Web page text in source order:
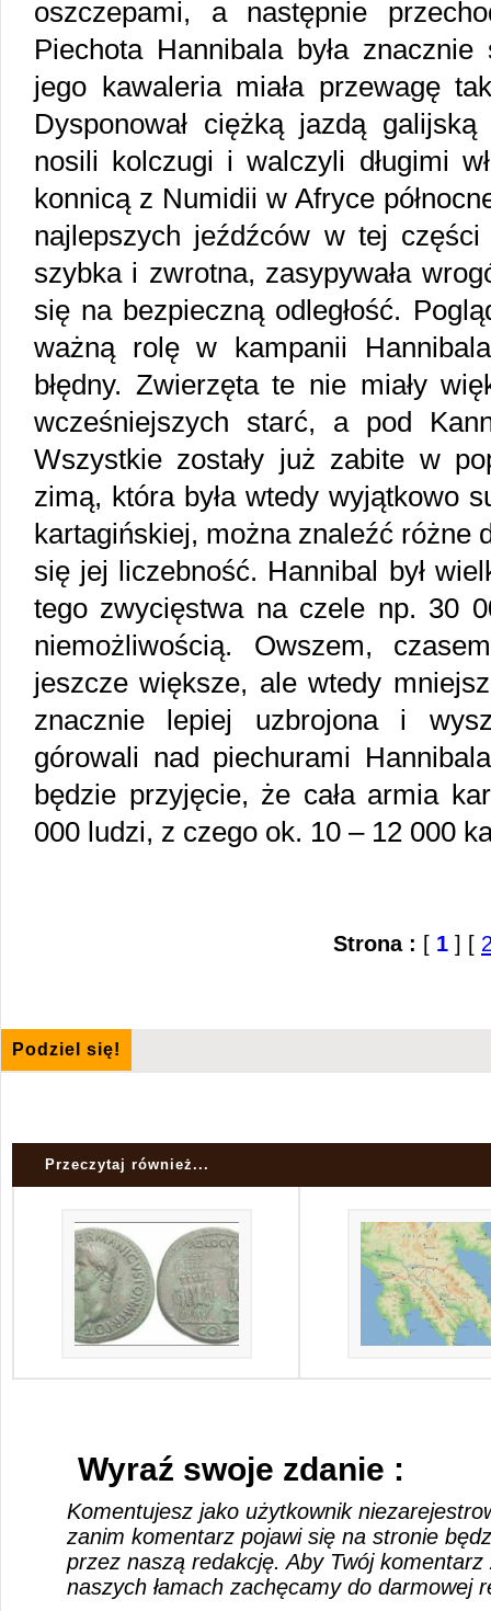
oszczepami, a następnie
Piechota Hannibala była
jego kawaleria miała przewagę
Dysponował ciężką jazdą
nosili kolczugi i walczyli długimi
konnicą z Numidii w Afryce
najlepszych jeźdźców w tej
szybka i zwrotna, zasypywała
się na bezpieczną odległość.
ważną rolę w kampanii
błędny. Zwierzęta te nie miały
wcześniejszych starć, a pod
Wszystkie zostały już zabite w
zimą, która była wtedy wyjątkowo
kartagińskiej, można znaleźć różne
się jej liczebność. Hannibal był
tego zwycięstwa na czele np. 30
niemożliwością. Owszem,
jeszcze większe, ale wtedy
znacznie lepiej uzbrojona i
górowali nad piechurami
będzie przyjęcie, że cała armia
000 ludzi, z czego ok. 10 – 12 000
Strona : [ 1 ] [
Podziel się!
Przeczytaj również...
Wyraź swoje zdanie :
Komentujesz jako użytkownik
zanim komentarz pojawi się na stronie
przez naszą redakcję. Aby Twój
naszych łamach zachęcamy do darmowej